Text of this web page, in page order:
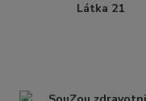
Látka 21